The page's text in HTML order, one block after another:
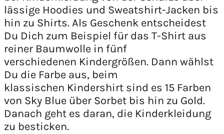
lässige Hoodies und Sweatshirt-Jacken bis
hin zu Shirts. Als Geschenk entscheidest
Du Dich zum Beispiel für das T-Shirt aus
reiner Baumwolle in fünf
verschiedenen Kindergrößen. Dann wählst
Du die Farbe aus, beim
klassischen Kindershirt sind es 15 Farben
von Sky Blue über Sorbet bis hin zu Gold.
Danach geht es daran, die Kinderkleidung
zu besticken.